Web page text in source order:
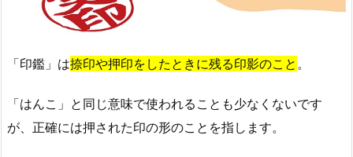
「印鑑」は捺印や押印をしたときに残る印影のこと 。
「はんこ」と同じ意味で使われることも少なくないです
が、正確には押された印の形のことを指します。